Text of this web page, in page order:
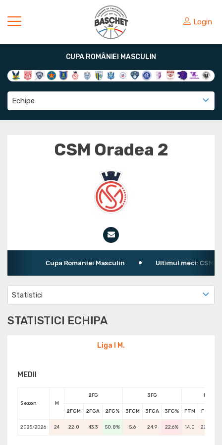
Login
CUPA ROMÂNIEI MASCULIN
Echipe
CSM Oradea 2
Cupa României Masculin Ultimul meci: CSM
Statistici
STATISTICI ECHIPA
Liga I M.
MEDII
Sezon M
2FG 3FG FT
2FGM 2FGA 2FG% 3FGM 3FGA 3FG% FTM FTA
2025/2026 24 22.0 43.3 50.8% 5.6 24.9 22.6% 14.0 22.0